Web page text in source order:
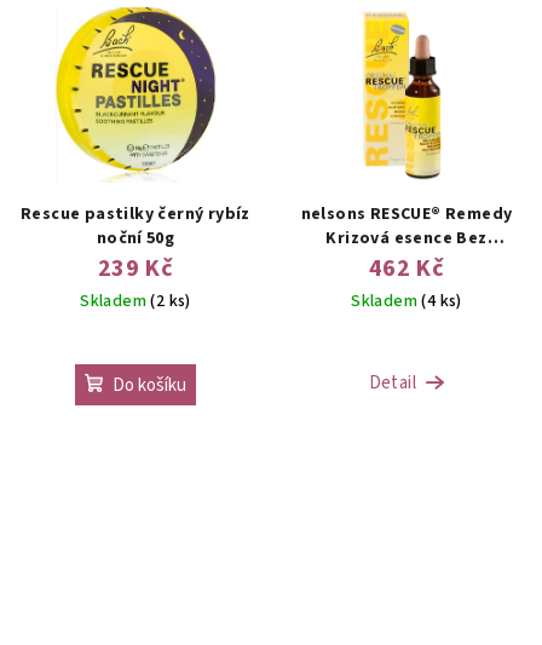
Rescue pastilky černý rybíz
noční 50g
239 Kč
Skladem(2 ks)
Do košíku
nelsons RESCUE® Remedy
Krizová esence Bez
alkoholu
462 Kč
Skladem(4 ks)
Detail